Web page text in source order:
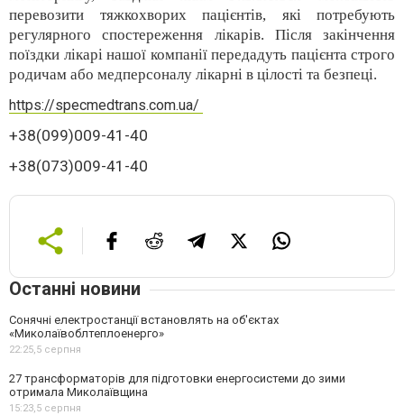
перевозити тяжкохворих пацієнтів, які потребують
регулярного спостереження лікарів. Після закінчення
поїздки лікарі нашої компанії передадуть пацієнта строго
родичам або медперсоналу лікарні в цілості та безпеці.
https://specmedtrans.com.ua/
+38(099)009-41-40
+38(073)009-41-40
Останні новини
Сонячні електростанції встановлять на об'єктах
«Миколаївоблтеплоенерго»
22:25,5 серпня
27 трансформаторів для підготовки енергосистеми до зими
отримала Миколаївщина
15:23,5 серпня